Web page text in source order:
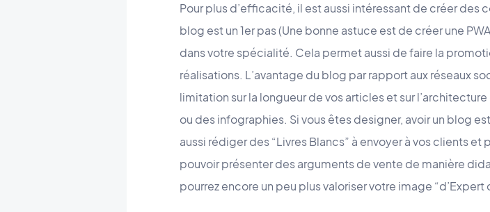
Pour plus d’efficacité, il est aussi intéressant de créer des
blog est un 1er pas (Une bonne astuce est de créer une
dans votre spécialité. Cela permet aussi de faire la
réalisations. L’avantage du blog par rapport aux réseaux
limitation sur la longueur de vos articles et sur
ou des infographies. Si vous êtes designer, avoir un blog
aussi rédiger des “Livres Blancs” à envoyer à vos clients et
pouvoir présenter des arguments de vente de manière
pourrez encore un peu plus valoriser votre image “d’Expert